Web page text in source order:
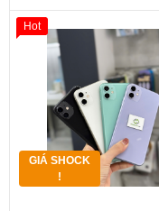
GIÁ SHOCK
!
Hot